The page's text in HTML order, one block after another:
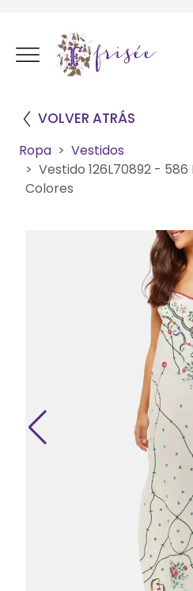
VOLVER ATRÁS
Ropa
Vestidos
Vestido 126L70892 -
Colores